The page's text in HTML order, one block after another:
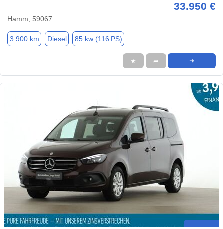
33.950 €
Hamm, 59067
3.900 km Diesel 85 kw (116 PS)
★ ➦ ➜